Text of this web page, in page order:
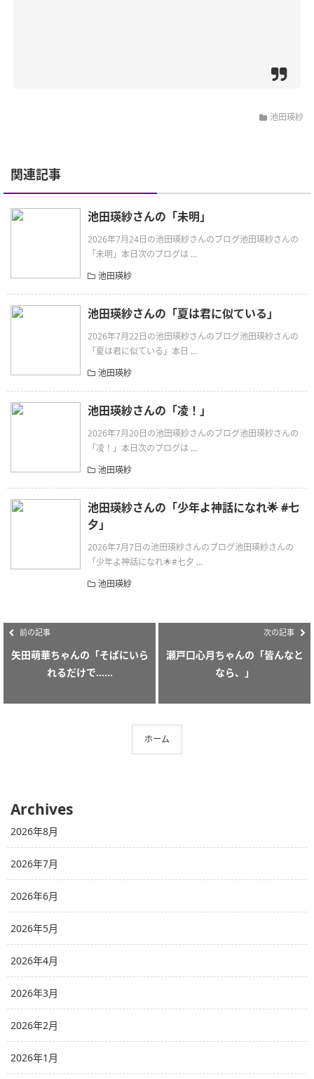
池田瑛紗
関連記事
池田瑛紗さんの「未明」
2026年7月24日の池田瑛紗さんのブログ池田瑛紗さんの
「未明」本日次のブログは ...
池田瑛紗
池田瑛紗さんの「夏は君に似ている」
2026年7月22日の池田瑛紗さんのブログ池田瑛紗さんの
「夏は君に似ている」本日 ...
池田瑛紗
池田瑛紗さんの「凌！」
2026年7月20日の池田瑛紗さんのブログ池田瑛紗さんの
「凌！」本日次のブログは ...
池田瑛紗
池田瑛紗さんの「少年よ神話になれ🌟 #七
夕」
2026年7月7日の池田瑛紗さんのブログ池田瑛紗さんの
「少年よ神話になれ🌟#七夕 ...
池田瑛紗
前の記事
矢田萌華ちゃんの「そばにいら
れるだけで…...
次の記事
瀬戸口心月ちゃんの「皆んなと
なら、」
ホーム
Archives
2026年8月
2026年7月
2026年6月
2026年5月
2026年4月
2026年3月
2026年2月
2026年1月